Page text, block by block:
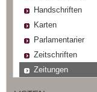
Handschriften
Karten
Parlamentarier
Zeitschriften
Zeitungen